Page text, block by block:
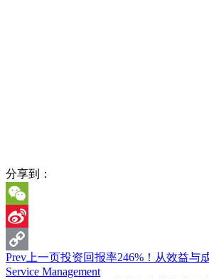
分享到：
WeChat
Sina
Weibo
Copy
Prev 上一页投资回报率246%！从效益与
Service Management